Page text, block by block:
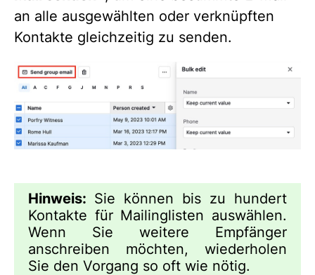
an alle ausgewählten oder verknüpften
Kontakte gleichzeitig zu senden.
Hinweis: Sie können bis zu hundert
Kontakte für Mailinglisten auswählen.
Wenn Sie weitere Empfänger
anschreiben möchten, wiederholen
Sie den Vorgang so oft wie nötig.